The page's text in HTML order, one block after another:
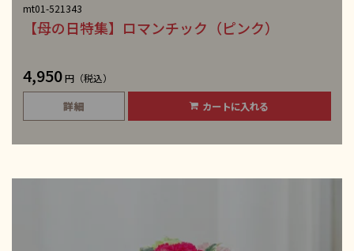
mt01-521343
【母の日特集】ロマンチック（ピンク）
4,950円（税込）
詳細 カートに入れる